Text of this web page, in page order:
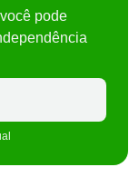
pode